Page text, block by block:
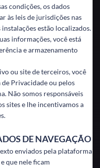
condições, os dados
às leis de jurisdições nas
estão localizados.
informações, você está
e armazenamento
ou site de terceiros, você
Privacidade ou pelos
Não somos responsáveis
sites e lhe incentivamos a
DE NAVEGAÇÃO
enviados pela plataforma
que nele ficam